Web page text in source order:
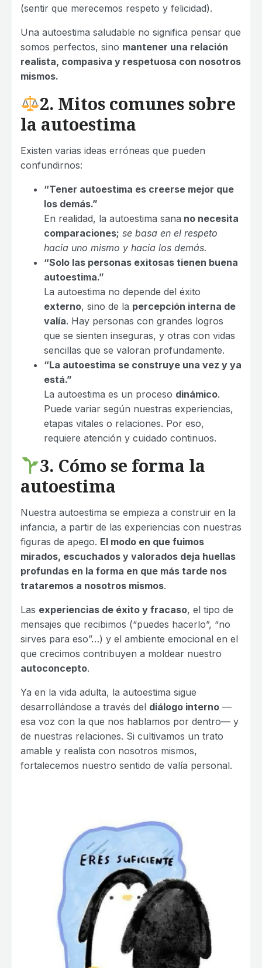
(sentir que merecemos respeto y felicidad).
Una autoestima saludable no significa pensar que
somos perfectos, sino mantener una relación
realista, compasiva y respetuosa con nosotros
mismos.
2. Mitos comunes sobre
la autoestima
Existen varias ideas erróneas que pueden
confundirnos:
“Tener autoestima es creerse mejor que
los demás.”
En realidad, la autoestima sana no necesita
comparaciones; se basa en el respeto
hacia uno mismo y hacia los demás.
“Solo las personas exitosas tienen buena
autoestima.”
La autoestima no depende del éxito
externo, sino de la percepción interna de
valía. Hay personas con grandes logros
que se sienten inseguras, y otras con vidas
sencillas que se valoran profundamente.
“La autoestima se construye una vez y ya
está.”
La autoestima es un proceso dinámico.
Puede variar según nuestras experiencias,
etapas vitales o relaciones. Por eso,
requiere atención y cuidado continuos.
3. Cómo se forma la
autoestima
Nuestra autoestima se empieza a construir en la
infancia, a partir de las experiencias con nuestras
figuras de apego. El modo en que fuimos
mirados, escuchados y valorados deja huellas
profundas en la forma en que más tarde nos
trataremos a nosotros mismos.
Las experiencias de éxito y fracaso, el tipo de
mensajes que recibimos (“puedes hacerlo”, “no
sirves para eso”…) y el ambiente emocional en el
que crecimos contribuyen a moldear nuestro
autoconcepto.
Ya en la vida adulta, la autoestima sigue
desarrollándose a través del diálogo interno —
esa voz con la que nos hablamos por dentro— y
de nuestras relaciones. Si cultivamos un trato
amable y realista con nosotros mismos,
fortalecemos nuestro sentido de valía personal.